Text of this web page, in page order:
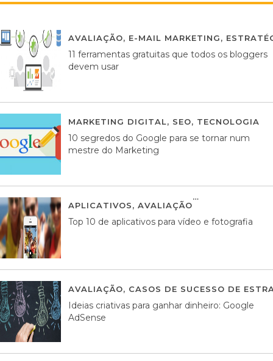
AVALIAÇÃO, E-MAIL MARKETING,
11 ferramentas gratuitas que todos os bloggers
devem usar
MARKETING DIGITAL, SEO, TECNOLOGIA
10 segredos do Google para se tornar num
mestre do Marketing
APLICATIVOS, AVALIAÇÃO
Top 10 de aplicativos para vídeo e fotografia
AVALIAÇÃO, CASOS DE SUCESSO DE
Ideias criativas para ganhar dinheiro: Google
AdSense